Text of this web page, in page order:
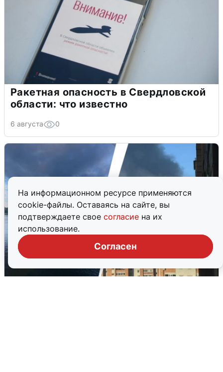
На информационном ресурсе применяются
cookie-файлы. Оставаясь на сайте, вы
подтверждаете свое согласие на их
использование.
Согласен
Ракетная опасность в Свердловской
области: что известно
6 августа 0